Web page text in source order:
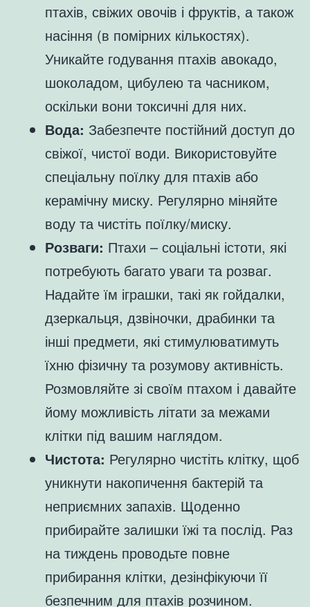
птахів, свіжих овочів і фруктів, а також
насіння (в помірних кількостях).
Уникайте годування птахів авокадо,
шоколадом, цибулею та часником,
оскільки вони токсичні для них.
Вода: Забезпечте постійний доступ до
свіжої, чистої води. Використовуйте
спеціальну поїлку для птахів або
керамічну миску. Регулярно міняйте
воду та чистіть поїлку/миску.
Розваги: Птахи – соціальні істоти, які
потребують багато уваги та розваг.
Надайте їм іграшки, такі як гойдалки,
дзеркальця, дзвіночки, драбинки та
інші предмети, які стимулюватимуть
їхню фізичну та розумову активність.
Розмовляйте зі своїм птахом і давайте
йому можливість літати за межами
клітки під вашим наглядом.
Чистота: Регулярно чистіть клітку, щоб
уникнути накопичення бактерій та
неприємних запахів. Щоденно
прибирайте залишки їжі та послід. Раз
на тиждень проводьте повне
прибирання клітки, дезінфікуючи її
безпечним для птахів розчином.